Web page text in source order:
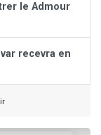
le Admour
recevra en